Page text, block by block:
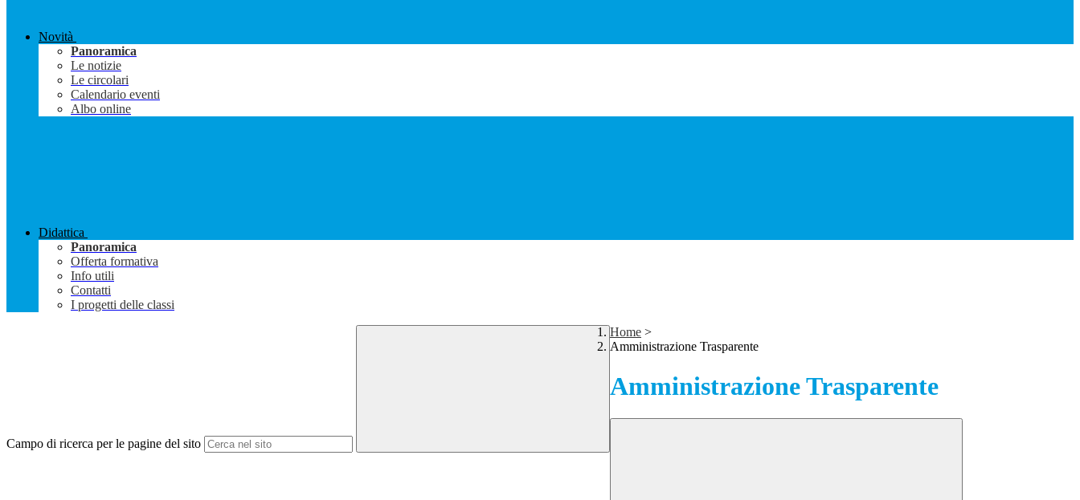
Novità
Panoramica
Le notizie
Le circolari
Calendario eventi
Albo online
Didattica
Panoramica
Offerta formativa
Info utili
Contatti
I progetti delle classi
Campo di ricerca per le pagine del sito
Home >
Amministrazione Trasparente
Amministrazione Trasparente